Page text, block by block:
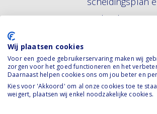
Nadat de
wordt het
De
de reviewer.
opgevraagd,
In de situatie
Wij plaatsen cookies
Voor een goede gebruikerservaring maken wij
zorgen voor het goed functioneren en het
Daarnaast helpen cookies ons om jou beter en
Kies voor 'Akkoord' om al onze cookies toe te
weigert, plaatsen wij enkel noodzakelijke cookies.